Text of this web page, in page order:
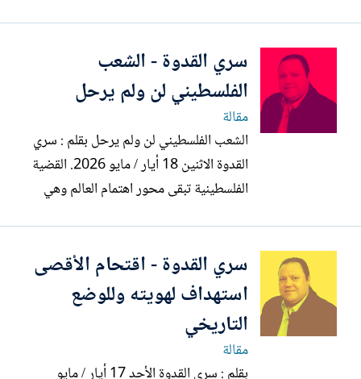
مشروع قانون يقضي بإقامة "سلطة آثار
يهودا والسامرة" تمثل تصعيدا خطيرا في
سياسات الضم الاستعماري...
سري القدوة - الشعب
الفلسطيني لن ولم يرحل
مقالة
الشعب الفلسطيني لن ولم يرحل بقلم : سري
القدوة الاثنين 18 أيار / مايو 2026. القضية
الفلسطينية تبقى محور اهتمام العالم وهي
المنطقة ما لم ينل الشعب الفلسطيني حقوقه
الوطنية كاملة، وفي مقدمتها إنهاء الاحتلال
وتجسيد...
سري القدوة - اقتحام الأقصى
استهداف لهويته وللوضع
التاريخي
مقالة